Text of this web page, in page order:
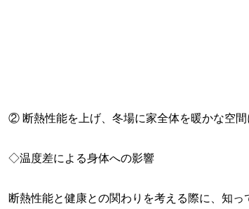
② 断熱性能を上げ、冬場に家全体を暖かな空間
◇温度差による身体への影響
断熱性能と健康との関わりを考える際に、知